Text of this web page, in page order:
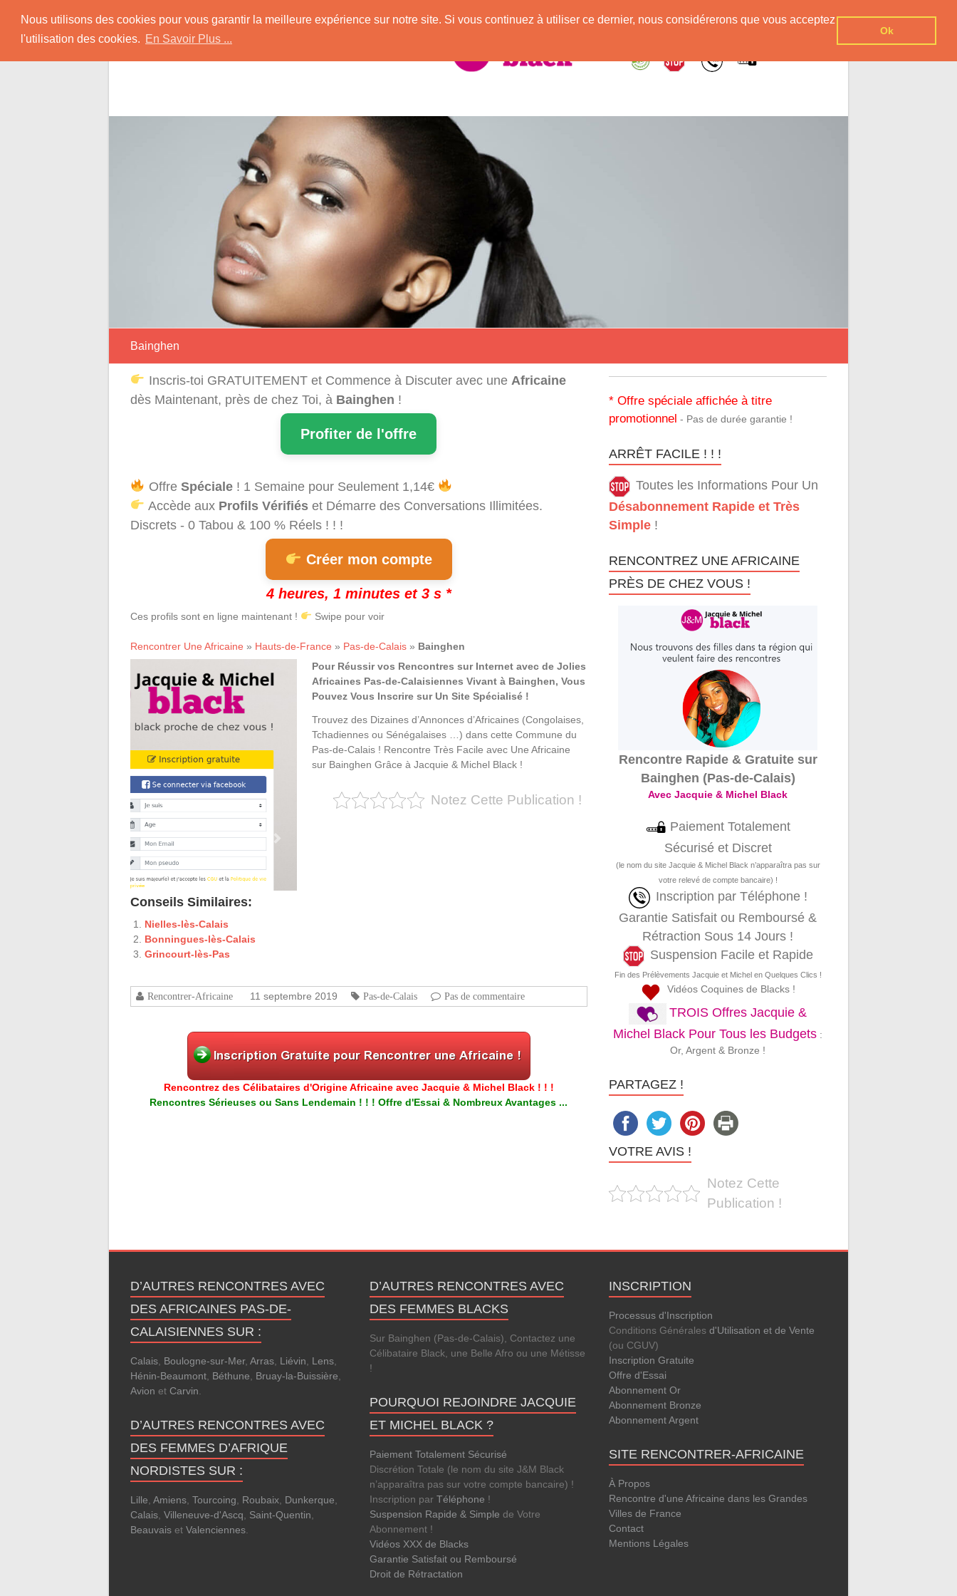
Nous utilisons des cookies pour vous garantir la meilleure expérience sur notre site. Si vous continuez à utiliser ce dernier, nous considérerons que vous acceptez
l'utilisation des cookies. En Savoir Plus ...
Ok
content
Rencontrer-Africaine
Conseils et Infos pour la Rencontre d'une Belle Africaine !
Bainghen
Inscris-toi GRATUITEMENT et Commence à Discuter avec une Africaine
dès Maintenant, près de chez Toi, à Bainghen !
Profiter de l'offre
Offre Spéciale! 1 Semaine pour Seulement 1,14€
Accède aux Profils Vérifiéset Démarre des Conversations Illimitées.
Discrets - 0 Tabou & 100 % Réels ! ! !
Créer mon compte
4 heures, 1 minutes et 3 s *
Ces profils sont en ligne maintenant ! Swipe pour voir
Rencontrer Une Africaine » Hauts-de-France » Pas-de-Calais » Bainghen
Pour Réussir vos Rencontres sur Internet avec de Jolies
Africaines Pas-de-Calaisiennes Vivant à Bainghen, Vous
Pouvez Vous Inscrire sur Un Site Spécialisé !
Trouvez des Dizaines d’Annonces d’Africaines (Congolaises,
Tchadiennes ou Sénégalaises …) dans cette Commune du
Pas-de-Calais ! Rencontre Très Facile avec Une Africaine
sur Bainghen Grâce à Jacquie & Michel Black !
Notez Cette Publication !
Conseils Similaires:
Nielles-lès-Calais
Bonningues-lès-Calais
Grincourt-lès-Pas
Rencontrer-Africaine 11 septembre 2019 Pas-de-Calais Pas de commentaire
Rencontrez des Célibataires d'Origine Africaine avec Jacquie & Michel Black ! ! !
Rencontres Sérieuses ou Sans Lendemain ! ! ! Offre d'Essai & Nombreux Avantages ...
* Offre spéciale affichée à titre
promotionnel - Pas de durée garantie !
ARRÊT FACILE ! ! !
Toutes les Informations Pour Un
Désabonnement Rapide et Très
Simple !
RENCONTREZ UNE AFRICAINE
PRÈS DE CHEZ VOUS !
Rencontre Rapide & Gratuite sur
Bainghen (Pas-de-Calais)
Avec Jacquie & Michel Black
Paiement Totalement
Sécurisé et Discret
(le nom du site Jacquie & Michel Black n’apparaîtra pas sur
votre relevé de compte bancaire) !
Inscription par Téléphone !
Garantie Satisfait ou Remboursé &
Rétraction Sous 14 Jours !
Suspension Facile et Rapide
Fin des Prélèvements Jacquie et Michel en Quelques Clics !
Vidéos Coquines de Blacks !
TROIS Offres Jacquie &
Michel Black Pour Tous les Budgets :
Or, Argent & Bronze !
PARTAGEZ !
VOTRE AVIS !
Notez Cette
Publication !
D’AUTRES RENCONTRES AVEC
DES AFRICAINES PAS-DE-
CALAISIENNES SUR :
Calais Boulogne-sur-Mer, Arras Liévin Lens
Hénin-Beaumont Béthune Bruay-la-Buissière
Avion et Carvin
D’AUTRES RENCONTRES AVEC
DES FEMMES D’AFRIQUE
NORDISTES SUR :
Lille Amiens Tourcoing Roubaix Dunkerque
Calais Villeneuve-d'Ascq Saint-Quentin
Beauvais et Valenciennes
D’AUTRES RENCONTRES AVEC
DES FEMMES BLACKS
Sur Bainghen (Pas-de-Calais), Contactez une
Célibataire Black, une Belle Afro ou une Métisse
!
POURQUOI REJOINDRE JACQUIE
ET MICHEL BLACK ?
Paiement Totalement Sécurisé
Discrétion Totale (le nom du site J&M Black
n’apparaîtra pas sur votre compte bancaire) !
Inscription par Téléphone !
Suspension Rapide & Simple de Votre
Abonnement !
Vidéos XXX de Blacks
Garantie Satisfait ou Remboursé
Droit de Rétractation
INSCRIPTION
Processus d'Inscription
Conditions Générales d'Utilisation et de Vente
(ou CGUV)
Inscription Gratuite
Offre d'Essai
Abonnement Or
Abonnement Bronze
Abonnement Argent
SITE RENCONTRER-AFRICAINE
À Propos
Rencontre d'une Africaine dans les Grandes
Villes de France
Contact
Mentions Légales